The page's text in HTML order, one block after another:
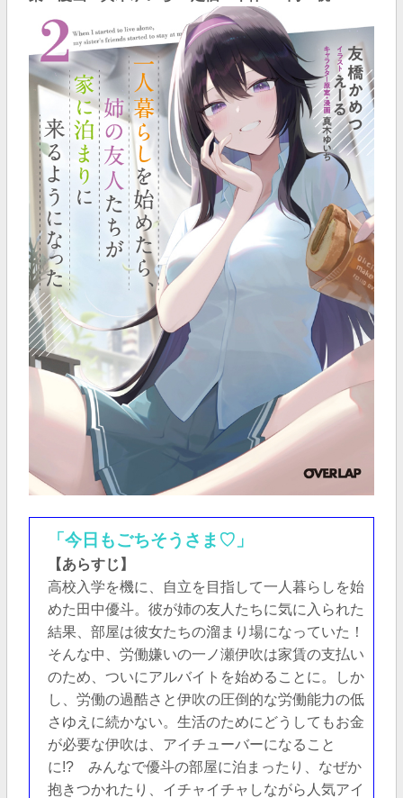
「今日もごちそうさま♡」
【あらすじ】
高校入学を機に、自立を目指して一人暮らしを始
めた田中優斗。彼が姉の友人たちに気に入られた
結果、部屋は彼女たちの溜まり場になっていた！
そんな中、労働嫌いの一ノ瀬伊吹は家賃の支払い
のため、ついにアルバイトを始めることに。しか
し、労働の過酷さと伊吹の圧倒的な労働能力の低
さゆえに続かない。生活のためにどうしてもお金
が必要な伊吹は、アイチューバーになること
に!? みんなで優斗の部屋に泊まったり、なぜか
抱きつかれたり、イチャイチャしながら人気アイ